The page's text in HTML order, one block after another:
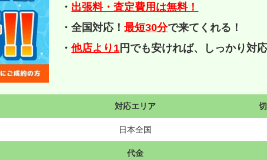
・ 出張料・査定費用は無料！
・全国対応！最短30分で来てくれる！
・他店より1 円でも安ければ、しっかり対
対応エリア
日本全国
代金